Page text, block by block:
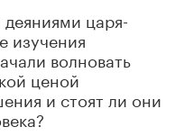
царя-
изучения
волновать
ценой
и стоят ли они